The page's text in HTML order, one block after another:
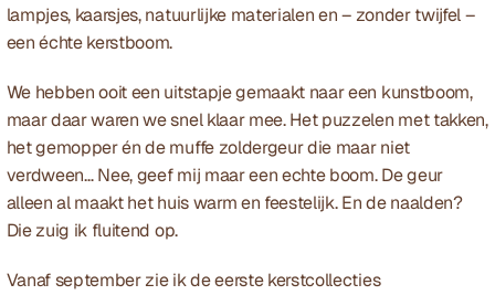
lampjes, kaarsjes, natuurlijke materialen en – zonder twijfel –
een échte kerstboom.
We hebben ooit een uitstapje gemaakt naar een kunstboom,
maar daar waren we snel klaar mee. Het puzzelen met takken,
het gemopper én de muffe zoldergeur die maar niet
verdween… Nee, geef mij maar een echte boom. De geur
alleen al maakt het huis warm en feestelijk. En de naalden?
Die zuig ik fluitend op.
Vanaf september zie ik de eerste kerstcollecties